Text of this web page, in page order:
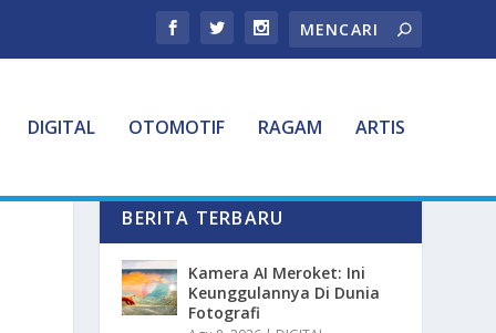
DIGITAL OTOMOTIF RAGAM ARTIS
BERITA TERBARU
Kamera AI Meroket: Ini
Keunggulannya Di Dunia
Fotografi